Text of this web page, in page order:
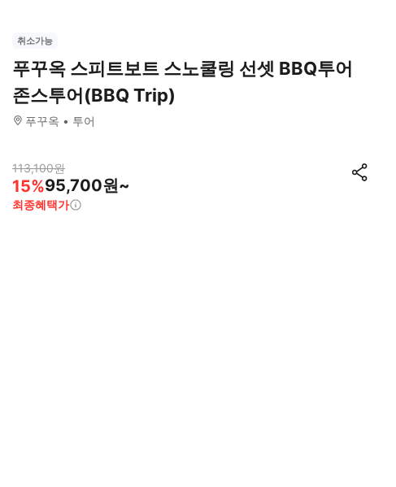
취소가능
푸꾸옥 스피트보트 스노쿨링 선셋 BBQ투어
존스투어(BBQ Trip)
푸꾸옥 투어
113,100원
15%95,700원~
최종혜택가